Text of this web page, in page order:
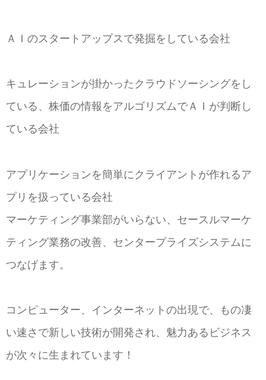
ＡＩのスタートアップスで発掘をしている会社
キュレーションが掛かったクラウドソーシングをし
ている、株価の情報をアルゴリズムでＡＩが判断し
ている会社
アプリケーションを簡単にクライアントが作れるア
プリを扱っている会社
マーケティング事業部がいらない、セースルマーケ
ティング業務の改善、センタープライズシステムに
つなげます。
コンピューター、インターネットの出現で、もの凄
い速さで新しい技術が開発され、魅力あるビジネス
が次々に生まれています！